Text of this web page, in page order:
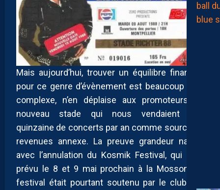
Mais aujourd’hui, trouver un équilibre financier
pour ce genre d’évènement est beaucoup plus
complexe, n’en déplaise aux promoteurs du
nouveau stade qui nous vendaient une
quinzaine de concerts par an comme source de
revenues annexe. La preuve grandeur nature
avec l’annulation du Kosmik Festival, qui était
prévu le 8 et 9 mai prochain à la Mosson. Le
festival était pourtant soutenu par le club, les